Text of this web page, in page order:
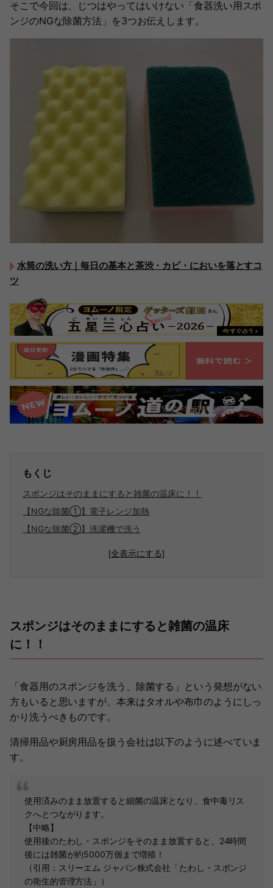
そこで今回は、じつはやってはいけない「食器洗い用スポ
ンジのNGな除菌方法」を3つお伝えします。
水筒の洗い方｜毎日の基本と茶渋・カビ・においを落とすコ
ツ
もくじ
スポンジはそのままにすると雑菌の温床に！！
【NGな除菌①】電子レンジ加熱
【NGな除菌②】洗濯機で洗う
[全表示にする]
スポンジはそのままにすると雑菌の温床
に！！
「食器用のスポンジを洗う、除菌する」という発想がない
方もいると思いますが、本来はタオルや布巾のようにしっ
かり洗うべきものです。
清掃用品や厨房用品を扱う会社は以下のように述べていま
す。
使用済みのまま放置すると細菌の温床となり、食中毒リス
クへとつながります。
【中略】
使用後のたわし・スポンジをそのまま放置すると、24時間
後には雑菌が約5000万個まで増殖！
（引用：スリーエム ジャパン株式会社「たわし・スポンジ
の衛生的管理方法」）